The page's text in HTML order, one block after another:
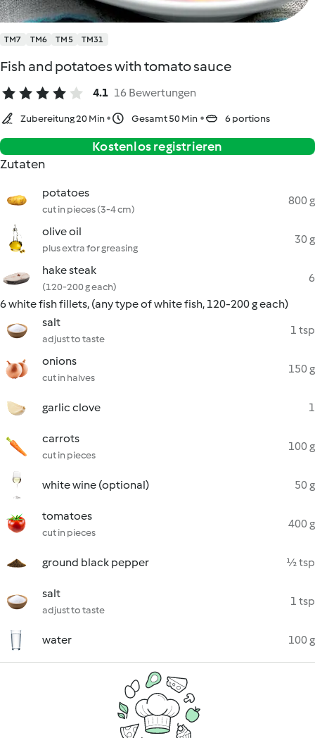
TM7 TM6 TM5 TM31
Fish and potatoes with tomato sauce
4.1 16 Bewertungen
Zubereitung 20 Min Gesamt 50 Min 6 portions
Kostenlos registrieren
Zutaten
potatoes
cut in pieces (3-4 cm)
800 g
olive oil
plus extra for greasing
30 g
hake steak
(120-200 g each)
6
6 white fish fillets, (any type of white fish, 120-200 g each)
salt
adjust to taste
1 tsp
onions
cut in halves
150 g
garlic clove 1
carrots
cut in pieces
100 g
white wine (optional) 50 g
tomatoes
cut in pieces
400 g
ground black pepper ½ tsp
salt
adjust to taste
1 tsp
water 100 g